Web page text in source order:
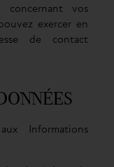
concernant vos
exercer en
de contact
Informations